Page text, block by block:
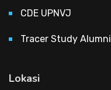
CDE UPNVJ
Tracer Study Alumni
Lokasi